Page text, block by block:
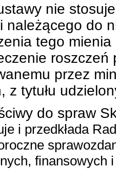
nie
należącego do
tego
roszczeń
przez
z tytułu
do spraw
i przedkłada
finansowych